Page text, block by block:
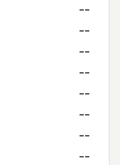
--
--
--
--
--
--
--
--